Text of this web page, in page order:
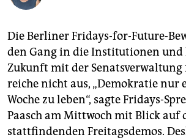
shop
fragen & hilfe
unterstützen
abo
genossenschaft
epaper login
Die Berliner Fridays-for-Future-
den Gang in die Institutionen
Zukunft mit der Senatsverwaltung
reiche nicht aus, „Demokratie nur
Woche zu leben“, sagte Fridays-
Paasch am Mittwoch mit Blick auf
stattfindenden Freitags­demos.